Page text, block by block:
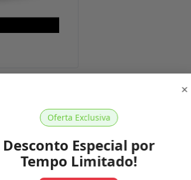
×
Oferta Exclusiva
Desconto Especial por
Tempo Limitado!
cada detalhe dos nossos produtos.
ISO 9001:2000, única no mercado. Somos a